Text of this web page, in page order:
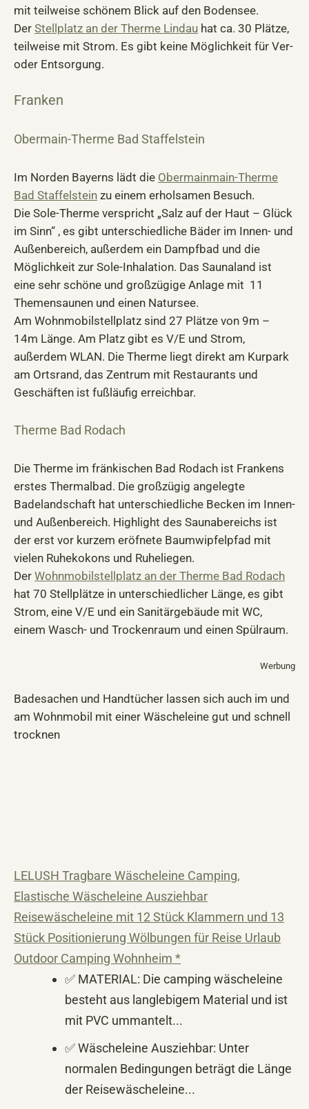
mit teilweise schönem Blick auf den Bodensee.
Der Stellplatz an der Therme Lindau hat ca. 30 Plätze,
teilweise mit Strom. Es gibt keine Möglichkeit für Ver-
oder Entsorgung.
Franken
Obermain-Therme Bad Staffelstein
Im Norden Bayerns lädt die Obermainmain-Therme
Bad Staffelstein zu einem erholsamen Besuch.
Die Sole-Therme verspricht „Salz auf der Haut – Glück
im Sinn“ , es gibt unterschiedliche Bäder im Innen- und
Außenbereich, außerdem ein Dampfbad und die
Möglichkeit zur Sole-Inhalation. Das Saunaland ist
eine sehr schöne und großzügige Anlage mit 11
Themensaunen und einen Natursee.
Am Wohnmobilstellplatz sind 27 Plätze von 9m –
14m Länge. Am Platz gibt es V/E und Strom,
außerdem WLAN. Die Therme liegt direkt am Kurpark
am Ortsrand, das Zentrum mit Restaurants und
Geschäften ist fußläufig erreichbar.
Therme Bad Rodach
Die Therme im fränkischen Bad Rodach ist Frankens
erstes Thermalbad. Die großzügig angelegte
Badelandschaft hat unterschiedliche Becken im Innen-
und Außenbereich. Highlight des Saunabereichs ist
der erst vor kurzem eröfnete Baumwipfelpfad mit
vielen Ruhekokons und Ruheliegen.
Der Wohnmobilstellplatz an der Therme Bad Rodach
hat 70 Stellplätze in unterschiedlicher Länge, es gibt
Strom, eine V/E und ein Sanitärgebäude mit WC,
einem Wasch- und Trockenraum und einen Spülraum.
Werbung
Badesachen und Handtücher lassen sich auch im und
am Wohnmobil mit einer Wäscheleine gut und schnell
trocknen
LELUSH Tragbare Wäscheleine Camping,
Elastische Wäscheleine Ausziehbar
Reisewäscheleine mit 12 Stück Klammern und 13
Stück Positionierung Wölbungen für Reise Urlaub
Outdoor Camping Wohnheim *
✅ MATERIAL: Die camping wäscheleine
besteht aus langlebigem Material und ist
mit PVC ummantelt...
✅ Wäscheleine Ausziehbar: Unter
normalen Bedingungen beträgt die Länge
der Reisewäscheleine...